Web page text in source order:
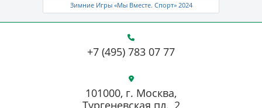
Зимние Игры «Мы Вместе. Спорт» 2024
+7 (495) 783 07 77
101000, г. Москва,
Тургеневская пл., 2